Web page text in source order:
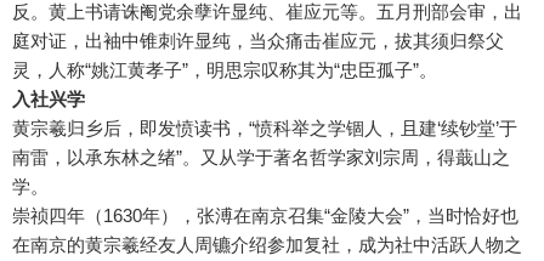
反。黄上书请诛阉党余孽许显纯、崔应元等。五月刑部会审，出
庭对证，出袖中锥刺许显纯，当众痛击崔应元，拔其须归祭父
灵，人称“姚江黄孝子”，明思宗叹称其为“忠臣孤子”。
入社兴学
黄宗羲归乡后，即发愤读书，“愤科举之学锢人，且建‘续钞堂’于
南雷，以承东林之绪”。又从学于著名哲学家刘宗周，得蕺山之
学。
崇祯四年（1630年），张溥在南京召集“金陵大会”，当时恰好也
在南京的黄宗羲经友人周镳介绍参加复社，成为社中活跃人物之